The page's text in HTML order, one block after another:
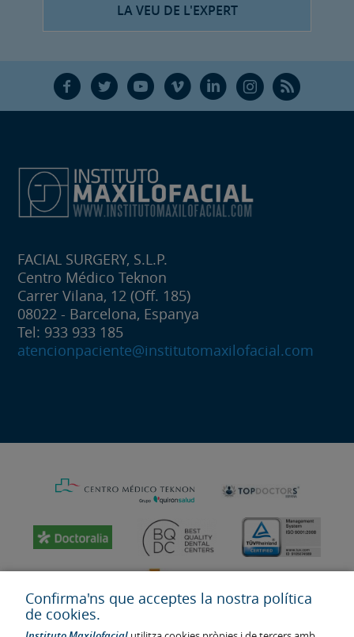
LA VEU DE L'EXPERT
F T Y V L Ñ R
FACIAL SURGERY, S.L.P.
Centro Médico Teknon
Carrer Vilana, 12 (Off. 185)
08022 - Barcelona, Espanya
Tel: 933 933 185
atencionpaciente@institutomaxilofacial.com
Confirma'ns que acceptes la nostra política
de cookies.